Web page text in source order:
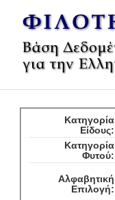
Κατηγορία
Είδους:
Κατηγορία
Φυτού:
Αλφαβητική
Επιλογή: